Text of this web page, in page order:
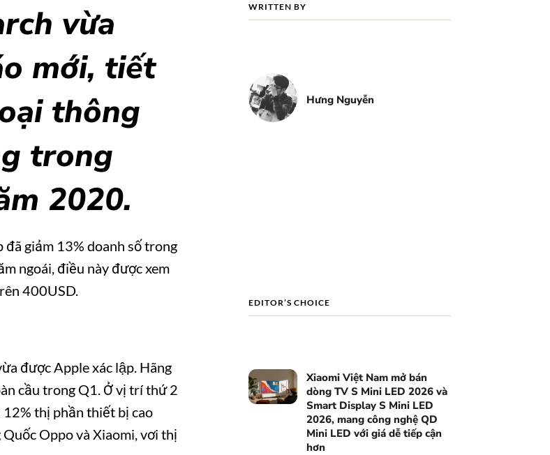
WRITTEN BY
Hưng Nguyễn
EDITOR’S CHOICE
Xiaomi Việt Nam mở bán
dòng TV S Mini LED 2026 và
Smart Display S Mini LED
2026, mang công nghệ QD
Mini LED với giá dễ tiếp cận
hơn
vừa
mới, tiết
thông
trong
2020.
đã giảm 13% doanh số trong
ngoái, điều này được xem
400USD.
được Apple xác lập. Hãng
cầu trong Q1. Ở vị trí thứ 2
12% thị phần thiết bị cao
Oppo và Xiaomi, vơi thị